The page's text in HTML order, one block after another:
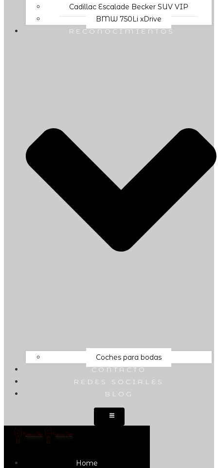
Cadillac Escalade Becker SUV VIP
BMW 750Li xDrive
RECONOCIMIENTOS
Coches para bodas
CONTACTO
REDES SOCIALES
BLOG
Home